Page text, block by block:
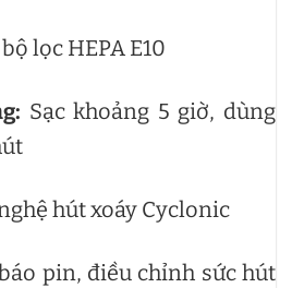
lọc HEPA E10
Sạc khoảng 5 giờ, dùng
hút xoáy Cyclonic
pin, điều chỉnh sức hút